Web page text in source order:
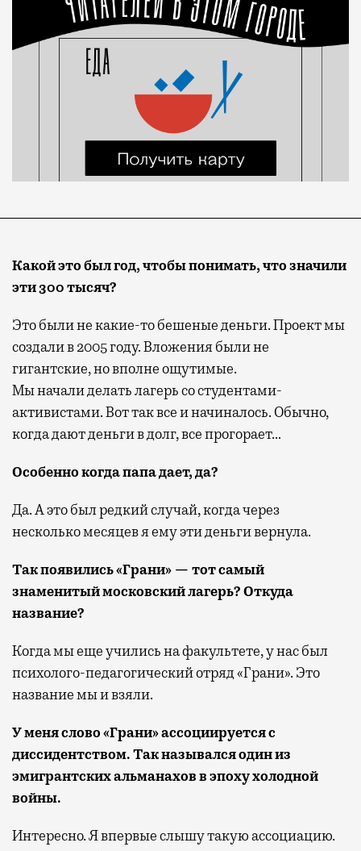
Какой это был год, чтобы понимать, что значили
эти 300 тысяч?
Это были не какие-то бешеные деньги. Проект мы
создали в 2005 году. Вложения были не
гигантские, но вполне ощутимые.
Мы начали делать лагерь со студентами-
активистами. Вот так все и начиналось. Обычно,
когда дают деньги в долг, все прогорает…
Особенно когда папа дает, да?
Да. А это был редкий случай, когда через
несколько месяцев я ему эти деньги вернула.
Так появились «Грани» — тот самый
знаменитый московский лагерь? Откуда
название?
Когда мы еще учились на факультете, у нас был
психолого-педагогический отряд «Грани». Это
название мы и взяли.
У меня слово «Грани» ассоциируется с
диссидентством. Так назывался один из
эмигрантских альманахов в эпоху холодной
войны.
Интересно. Я впервые слышу такую ассоциацию.